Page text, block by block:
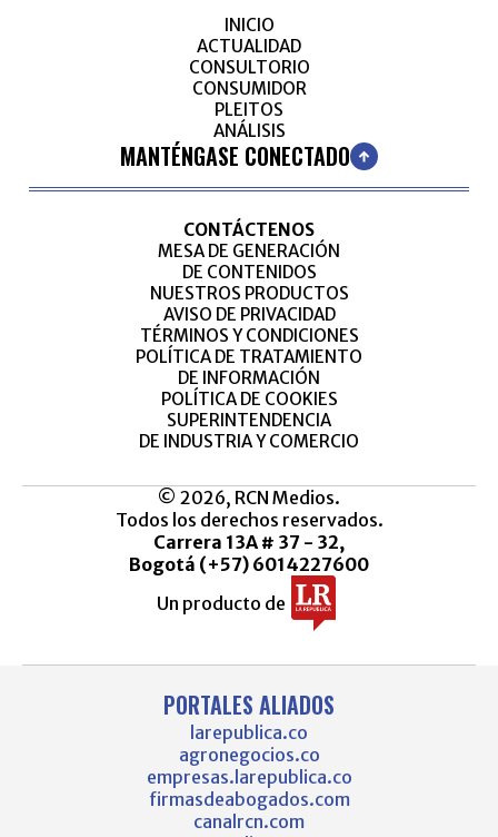
INICIO
ACTUALIDAD
CONSULTORIO
CONSUMIDOR
PLEITOS
ANÁLISIS
MANTÉNGASE CONECTADO
CONTÁCTENOS
MESA DE GENERACIÓN
DE CONTENIDOS
NUESTROS PRODUCTOS
AVISO DE PRIVACIDAD
TÉRMINOS Y CONDICIONES
POLÍTICA DE TRATAMIENTO
DE INFORMACIÓN
POLÍTICA DE COOKIES
SUPERINTENDENCIA
DE INDUSTRIA Y COMERCIO
© 2026, RCN Medios.
Todos los derechos reservados.
Carrera 13A # 37 - 32,
Bogotá (+57) 6014227600
Un producto de
PORTALES ALIADOS
larepublica.co
agronegocios.co
empresas.larepublica.co
firmasdeabogados.com
canalrcn.com